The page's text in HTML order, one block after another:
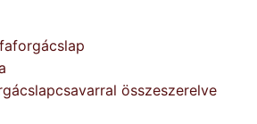
összeszerelve